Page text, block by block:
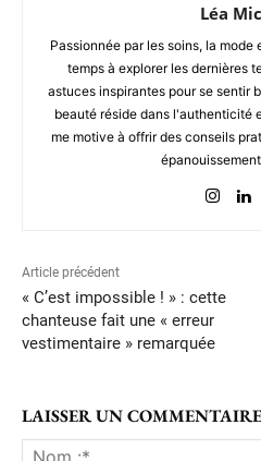
Léa
Passionnée par les soins, la
temps à explorer les dernières
astuces inspirantes pour se sentir
beauté réside dans l'authenticité
me motive à offrir des conseils
Article précédent
« C’est impossible ! » : cette
chanteuse fait une « erreur
vestimentaire » remarquée
LAISSER UN COMMENTAIRE